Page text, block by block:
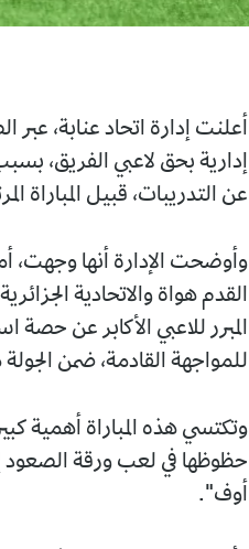
أعلنت إدارة اتحاد عنابة،
إدارية بحق لاعبي الفريق،
عن التدريبات، قبيل المباراة
وأوضحت الإدارة أنها وجهت،
القدم هواة والاتحادية
المبرر للاعبي الأكابر عن حصة
للمواجهة القادمة، ضمن
وتكتسي هذه المباراة أهمية
حظوظها في لعب ورقة الصعود
أوف".